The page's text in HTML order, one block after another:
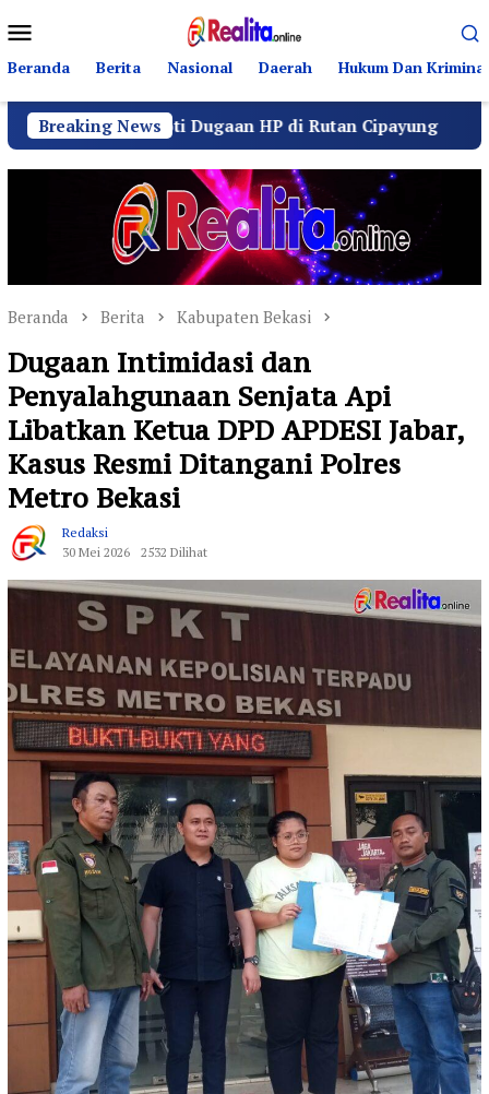
ke
kontenMobile
Beranda Berita Nasional Daerah Hukum Dan Kriminal
Breaking News
Soroti Dugaan HP di Rutan Cipayung Operasi
Beranda Berita Kabupaten Bekasi
Dugaan Intimidasi dan
Penyalahgunaan Senjata Api
Libatkan Ketua DPD APDESI Jabar,
Kasus Resmi Ditangani Polres
Metro Bekasi
Redaksi
30 Mei 2026
2532 Dilihat